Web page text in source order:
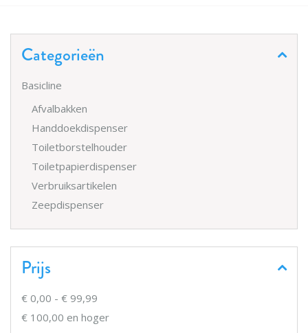
Categorieën
Basicline
Afvalbakken
Handdoekdispenser
Toiletborstelhouder
Toiletpapierdispenser
Verbruiksartikelen
Zeepdispenser
Prijs
€ 0,00 - € 99,99
€ 100,00 en hoger